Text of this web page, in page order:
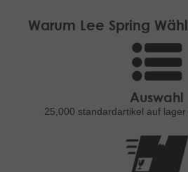
Warum Lee Spring
Auswahl
25,000 standardartikel auf